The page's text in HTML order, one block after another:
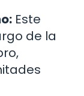
Este
de la